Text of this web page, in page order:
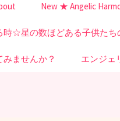
New ★ Angelic
☆星の数ほどある子供たち
ませんか？ エンジェ